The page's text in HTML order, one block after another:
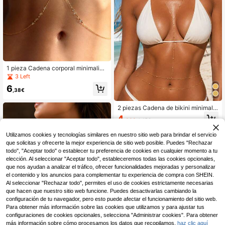
1 pieza Cadena corporal minimalist
a de circonita cúbica, cadena sexy
para bikini, adecuada para vacacio
nes de verano de mujeres, uso en fi
3 Left
6 ,38€
2 piezas Cadena de bikini minimalis
ta, accesorios sexy para playa, fiest
uentas personalizada según el tam
año, la cantidad de cuentas puede
variar)
4,44€4,45€
Utilizamos cookies y tecnologías similares en nuestro sitio web para brindar el servicio
que solicitas y ofrecerte la mejor experiencia de sitio web posible. Puedes "Rechazar
todo", "Aceptar todo" o establecer tu preferencia de cookies en cualquier momento a tu
elección. Al seleccionar "Aceptar todo", estableceremos todas las cookies opcionales,
que nos ayudan a analizar el tráfico, ofrecer funcionalidades mejoradas y personalizar
el contenido y los anuncios para complementar tu experiencia de compra con SHEIN.
Al seleccionar "Rechazar todo", permites el uso de cookies estrictamente necesarias
que hacen que nuestro sitio web funcione. Puedes desactivarlas cambiando la
configuración de tu navegador, pero esto puede afectar el funcionamiento del sitio web.
Para obtener más información sobre las cookies que utilizamos y para ajustar tus
configuraciones de cookies opcionales, selecciona "Administrar cookies". Para obtener
más información sobre cómo procesamos los datos que recopilamos, haz clic aquí